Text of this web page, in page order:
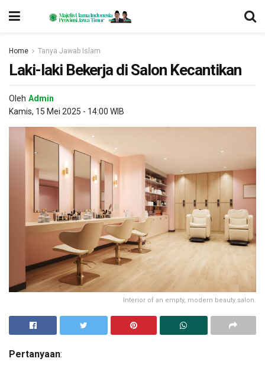
Home Tanya Jawab Islam
Laki-laki Bekerja di Salon Kecantikan
Oleh Admin
Kamis, 15 Mei 2025 - 14:00 WIB
Interior of an empty, modern beauty salon.
Pertanyaan: